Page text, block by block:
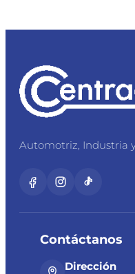
Automotriz, Industria
Contáctanos
Dirección